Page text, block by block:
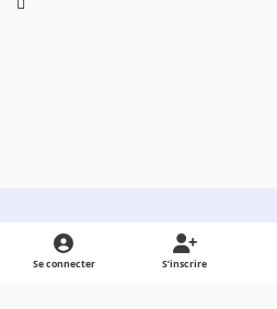
Light ModeDark ModeSystem Preference
Se connecter S’inscrire